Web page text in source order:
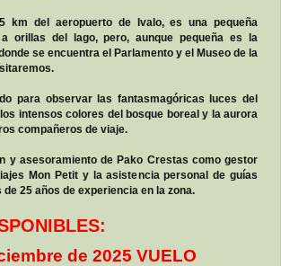
km del aeropuerto de Ivalo, es una pequeña
orillas del lago, pero, aunque pequeña es la
se encuentra el Parlamento y el Museo de la
para observar las fantasmagóricas luces del
intensos colores del bosque boreal y la aurora
compañeros de viaje.
y asesoramiento de Pako Crestas como gestor
Mon Petit y la asistencia personal de guías
25 años de experiencia en la zona.
de 2025 VUELO